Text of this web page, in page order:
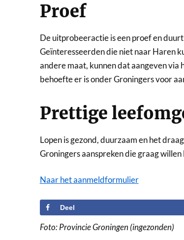
Proef
De uitprobeeractie is een proef en
Geïnteresseerden die niet naar Haren
andere maat, kunnen dat aangeven
behoefte er is onder Groningers voor
Prettige
Lopen is gezond, duurzaam en het
Groningers aanspreken die graag
Naar het aanmeldformulier
Deel
Foto: Provincie Groningen (ingezonden)